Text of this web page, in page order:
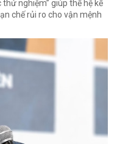
nghiệm” giúp thế hệ kế
chế rủi ro cho vận mệnh